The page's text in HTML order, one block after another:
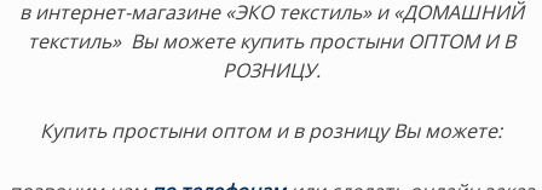
в интернет-магазине «ЭКО текстиль» и «ДОМАШНИЙ
текстиль» Вы можете купить простыни ОПТОМ И В
РОЗНИЦУ.
Купить простыни оптом и в розницу Вы можете: